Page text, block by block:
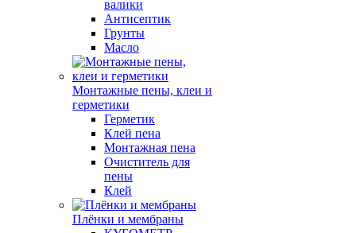
валики
Антисептик
Грунты
Масло
Монтажные пены, клеи и
герметики
Герметик
Клей пена
Монтажная пена
Очиститель для
пены
Клей
Плёнки и мембраны